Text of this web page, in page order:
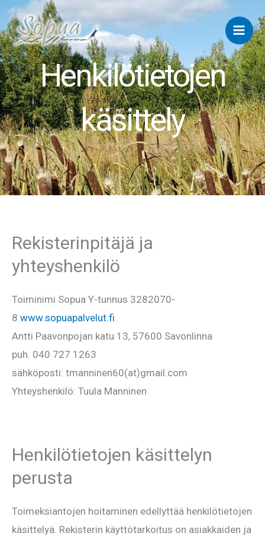
Siirry
sisältöön
Henkilötietojen
käsittely
Rekisterinpitäjä ja
yhteyshenkilö
Toiminimi Sopua Y-tunnus 3282070-
8 www.sopuapalvelut.fi
Antti Paavonpojan katu 13, 57600 Savonlinna
puh. 040 727 1263
sähköposti: tmanninen60(at)gmail.com
Yhteyshenkilö: Tuula Manninen
Henkilötietojen käsittelyn
perusta
Toimeksiantojen hoitaminen edellyttää henkilötietojen
käsittelyä. Rekisterin käyttötarkoitus on asiakkaiden ja